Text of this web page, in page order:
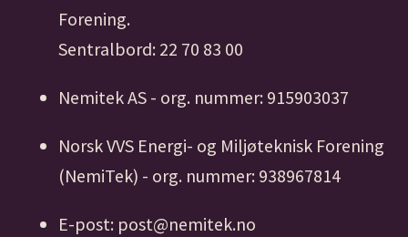
Forening.
Sentralbord: 22 70 83 00
Nemitek AS - org. nummer: 915903037
Norsk VVS Energi- og Miljøteknisk Forening
(NemiTek) - org. nummer: 938967814
E-post: post@nemitek.no